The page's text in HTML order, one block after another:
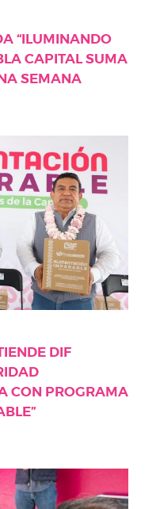
“ILUMINANDO
CAPITAL SUMA
SEMANA
DIF
CON PROGRAMA